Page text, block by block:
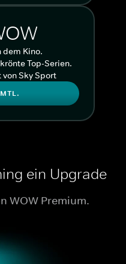
dem Kino.
Top-Serien.
Sky Sport
ein Upgrade
WOW Premium.